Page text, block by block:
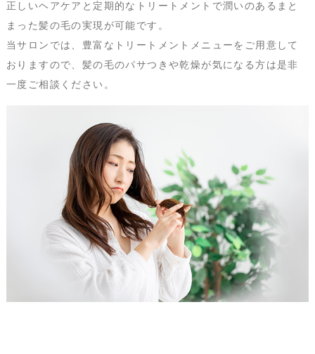
正しいヘアケアと定期的なトリートメントで潤いのあるまと
まった髪の毛の実現が可能です。
当サロンでは、豊富なトリートメントメニューをご用意して
おりますので、髪の毛のパサつきや乾燥が気になる方は是非
一度ご相談ください。